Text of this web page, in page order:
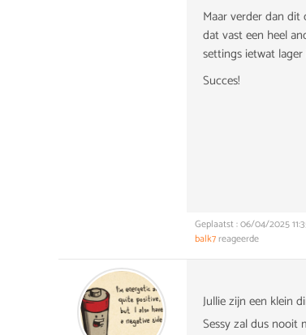
Maar verder dan
dat vast een heel
settings ietwat
Succes!
Geplaatst : 06/04/2025
balk7reageerde
Jullie zijn een klein
Sessy zal dus nooit